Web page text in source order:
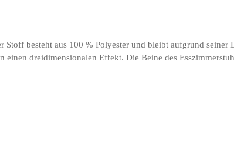
Stoff besteht aus 100 % Polyester und bleibt aufgrund
dreidimensionalen Effekt. Die Beine des